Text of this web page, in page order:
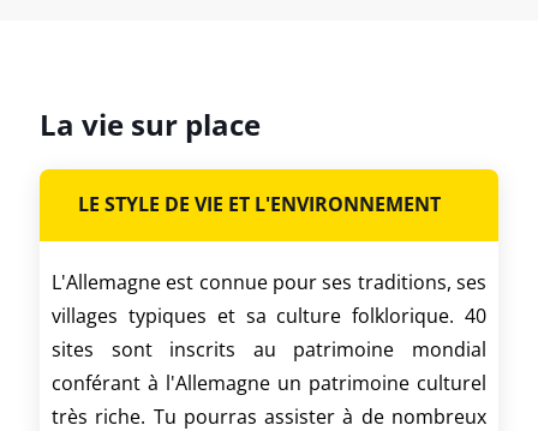
La vie sur place
LE STYLE DE VIE ET L'ENVIRONNEMENT
L'Allemagne est connue pour ses traditions, ses
villages typiques et sa culture folklorique. 40
sites sont inscrits au patrimoine mondial
conférant à l'Allemagne un patrimoine culturel
très riche. Tu pourras assister à de nombreux